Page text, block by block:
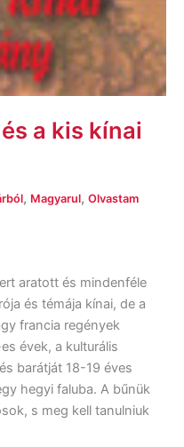
a kis kínai
, Magyarul, Olvastam
aratott és mindenféle
és témája kínai, de a
francia regények
évek, a kulturális
barátját 18-19 éves
hegyi faluba. A bűnük
s meg kell tanulniuk